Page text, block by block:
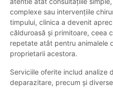
complexe sau intervențiile
timpului, clinica a devenit
călduroasă și primitoare, ceea
repetate atât pentru animalele
proprietarii acestora.
Serviciile oferite includ analize
deparazitare, precum și